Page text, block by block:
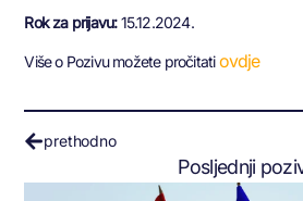
Rok za prijavu:15.12.2024.
Više o Pozivu možete pročitatiovdje
prethodno
Posljednji